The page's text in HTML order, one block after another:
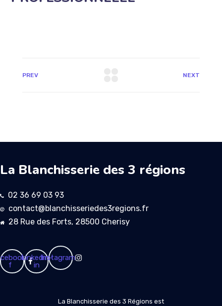
PREV NEXT
La Blanchisserie des 3 régions
02 36 69 03 93
contact@blanchisseriedes3regions.fr
28 Rue des Forts, 28500 Cherisy
f
Linkedin-
in
Instagram
La Blanchisserie des 3 Régions est